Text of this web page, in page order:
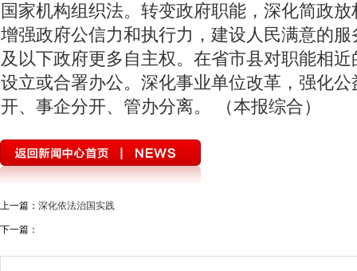
预防艾滋 珍爱生命 “时代楷模”朱有勇 学习贯彻党的十九届四中
第四次全国经济普查 迪庆两会2018 纪念西藏民主改革60周年
民族团结节 “庆祝中华人民共和国成立70周年”优秀歌曲 坚持扫
坚决打赢脱贫攻坚战 绿水青山就是金山银山 壮阔东方潮 奋进新
美丽中国长江行——共舞长江经济带·生态篇
新春走基层 跨越发展、争创一流；比学赶超、奋勇争先
学习贯彻党的十九大精神
环境保护督察“回头看”整改专栏
国家机构组织法。转变政府职能，深化简政
增强政府公信力和执行力，建设人民满意的
及以下政府更多自主权。在省市县对职能相
设立或合署办公。深化事业单位改革，强化
开、事企分开、管办分离。 （本报综合）
上一篇： 深化依法治国实践
下一篇：